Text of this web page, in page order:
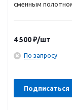
сменным
• широко
подходит также
• деревянная
использовании
4 500₽/шт
По запросу
Подписаться